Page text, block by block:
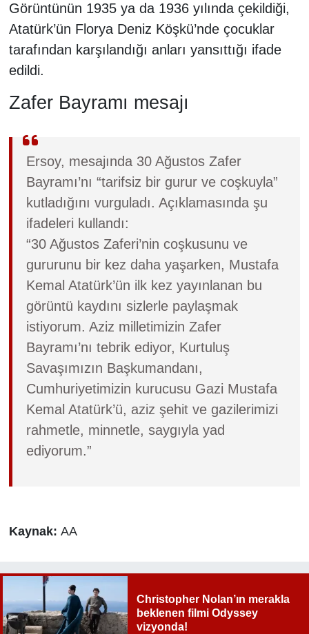
Görüntünün 1935 ya da 1936 yılında çekildiği,
Atatürk’ün Florya Deniz Köşkü’nde çocuklar
tarafından karşılandığı anları yansıttığı ifade
edildi.
Zafer Bayramı mesajı
Ersoy, mesajında 30 Ağustos Zafer
Bayramı’nı “tarifsiz bir gurur ve coşkuyla”
kutladığını vurguladı. Açıklamasında şu
ifadeleri kullandı:
“30 Ağustos Zaferi’nin coşkusunu ve
gururunu bir kez daha yaşarken, Mustafa
Kemal Atatürk’ün ilk kez yayınlanan bu
görüntü kaydını sizlerle paylaşmak
istiyorum. Aziz milletimizin Zafer
Bayramı’nı tebrik ediyor, Kurtuluş
Savaşımızın Başkumandanı,
Cumhuriyetimizin kurucusu Gazi Mustafa
Kemal Atatürk’ü, aziz şehit ve gazilerimizi
rahmetle, minnetle, saygıyla yad
ediyorum.”
Kaynak: AA
Christopher Nolan’ın merakla
beklenen filmi Odyssey
vizyonda!